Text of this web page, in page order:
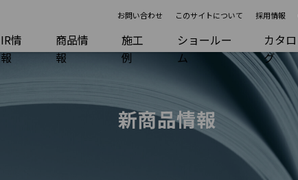
お問い合わせ このサイトについて 採用情報
IR情
報
商品情
報
施工
例
ショールー
ム
カタロ
グ
新商品情報